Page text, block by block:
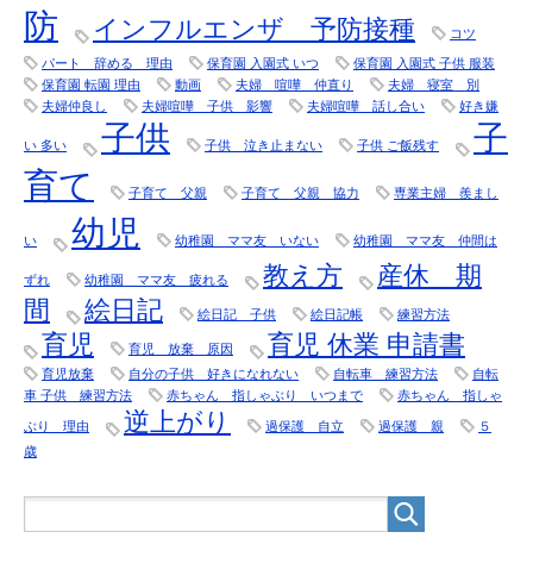
防
インフルエンザ 予防接種 コツ
パート 辞める 理由 保育園 入園式 いつ
保育園 入園式 子供 服装
保育園 転園 理由
動画 夫婦 喧嘩 仲直り
夫婦 寝室 別
夫婦仲良し
夫婦喧嘩 子供 影響 夫婦喧嘩 話し合い 好き嫌
い 多い 子供 子供 泣き止まない 子供 ご飯残す
子
育て
子育て 父親 子育て 父親 協力 専業主婦 羨まし
い 幼児 幼稚園 ママ友 いない 幼稚園 ママ友 仲間は
ずれ 幼稚園 ママ友 疲れる 教え方
産休 期
間
絵日記 絵日記 子供 絵日記帳 練習方法
育児 育児 放棄 原因 育児 休業 申請書
育児放棄 自分の子供 好きになれない 自転車 練習方法
自転
車 子供 練習方法
赤ちゃん 指しゃぶり いつまで 赤ちゃん 指しゃ
ぶり 理由 逆上がり 過保護 自立 過保護 親
５
歳